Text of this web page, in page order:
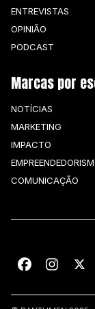
ENTREVISTAS
OPINIÃO
PODCAST
Marcas por
NOTÍCIAS
MARKETING
IMPACTO
COMUNICAÇÃO